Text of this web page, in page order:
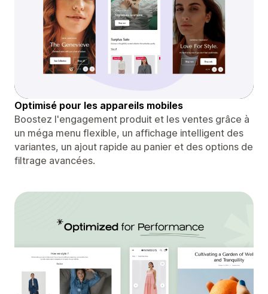
Optimisé pour les appareils mobiles
Boostez l'engagement produit et les ventes grâce à
un méga menu flexible, un affichage intelligent des
variantes, un ajout rapide au panier et des options de
filtrage avancées.